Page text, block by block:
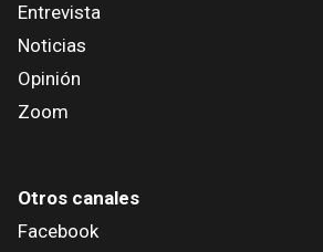
Entrevista
Noticias
Opinión
Zoom
Otros canales
Facebook